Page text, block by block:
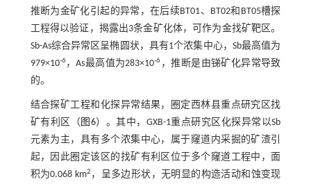
推断为金矿化引起的异常，在后续BT01、BT02和BT05槽探
工程得以验证，揭露出3条金矿化体，可作为金找矿靶区。
Sb-As综合异常区呈椭圆状，具有1个浓集中心，Sb最高值为
979×10-6，As最高值为283×10-6 ，推断是由锑矿化异常导致
的。
结合探矿工程和化探异常结果，圈定西林县重点研究区找
矿有利区（ 图6）。其中，GXB-1重点研究区化探异常以Sb
元素为主，具有多个浓集中心，属于窿道内采掘的矿渣引
起，因此圈定该区的找矿有利区位于多个窿道工程中，面
积为0.068 km2 ，呈多边形状，无明显的构造活动和蚀变现